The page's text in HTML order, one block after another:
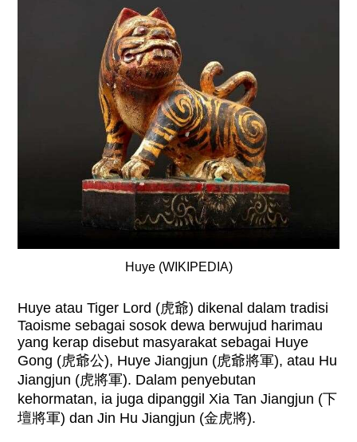
Huye (WIKIPEDIA)
Huye atau Tiger Lord (虎爺) dikenal dalam tradisi
Taoisme sebagai sosok dewa berwujud harimau
yang kerap disebut masyarakat sebagai Huye
Gong (虎爺公), Huye Jiangjun (虎爺將軍), atau Hu
Jiangjun (虎將軍). Dalam penyebutan
kehormatan, ia juga dipanggil Xia Tan Jiangjun (下
壇將軍) dan Jin Hu Jiangjun (金虎將).